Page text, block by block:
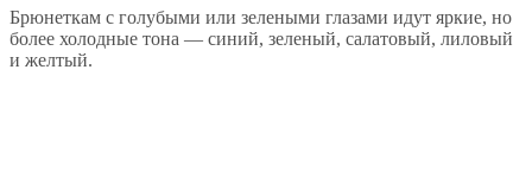
Брюнеткам с голубыми или зелеными глазами идут яркие, но
более холодные тона — синий, зеленый, салатовый, лиловый
и желтый.